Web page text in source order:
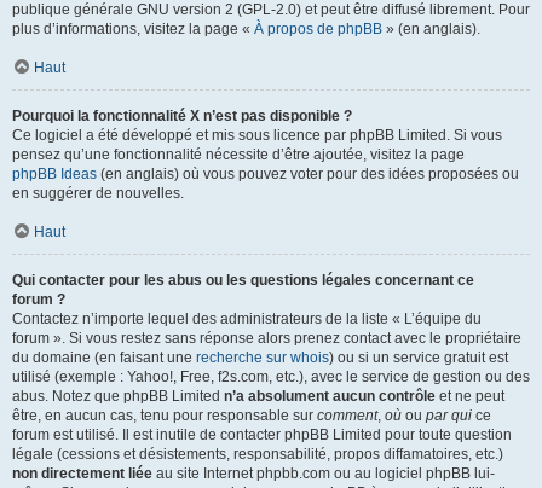
publique générale GNU version 2 (GPL-2.0) et peut être diffusé librement. Pour
plus d’informations, visitez la page « À propos de phpBB » (en anglais).
Haut
Pourquoi la fonctionnalité X n’est pas disponible ?
Ce logiciel a été développé et mis sous licence par phpBB Limited. Si vous
pensez qu’une fonctionnalité nécessite d’être ajoutée, visitez la page
phpBB Ideas (en anglais) où vous pouvez voter pour des idées proposées ou
en suggérer de nouvelles.
Haut
Qui contacter pour les abus ou les questions légales concernant ce
forum ?
Contactez n’importe lequel des administrateurs de la liste « L’équipe du
forum ». Si vous restez sans réponse alors prenez contact avec le propriétaire
du domaine (en faisant une recherche sur whois) ou si un service gratuit est
utilisé (exemple : Yahoo!, Free, f2s.com, etc.), avec le service de gestion ou des
abus. Notez que phpBB Limited n’a absolument aucun contrôle et ne peut
être, en aucun cas, tenu pour responsable sur comment, où ou par qui ce
forum est utilisé. Il est inutile de contacter phpBB Limited pour toute question
légale (cessions et désistements, responsabilité, propos diffamatoires, etc.)
non directement liée au site Internet phpbb.com ou au logiciel phpBB lui-